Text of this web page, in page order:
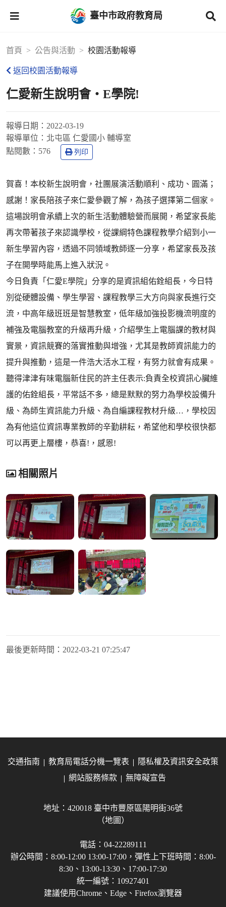
臺中市政府教育局
首頁 公告與活動 校園活動報導
返回校園活動報導
仁愛新生說明會‧E學院!
報導日期： 2022-03-19
報導單位： 北屯區 仁愛國小 輔導室
點閱數： 576 列印
賀喜！本校新生說明會，社團展演活動順利、成功、圓滿；
感謝！家長陪孩子來仁愛參觀了解，為孩子選擇第二個家。
這場說明會承續上次的新生活動體驗營而展開，希望家長能
再次帶著孩子來認識學校，從課綱特色課程教學介紹到小一
新生學習內容，透過不同領域教師逐一分享，希望家長及孩
子在開學時能馬上進入狀況。
今日負責「仁愛E學院」分享的是資訊組佑銓組長，今日特
別從硬體設備、學生學習、課程教學三大方向與家長進行交
流，中高年級班班是智慧教室，低年級加強投影機流明度的
補強及電腦教室的升級再升級，介紹學生上電腦課的教材與
實景，資訊競賽的落實推動與增強，尤其是教師資訊能力的
提升與推動，這是一件浩大活水工程，有努力就會有成果。
聽得津津有味電腦新住民的許主任表示:負責全校資訊心臟維
護的佑銓組長，平常話不多，總是默默的努力為學校設備升
級、為師生資訊能力升級、為自編課程教材升級…，學校因
為有他這位資訊專業教師的辛勤耕耘，希望他和學校很快都
可以再更上層樓，恭喜!，感恩!
相關照片
最後更新時間： 2022-03-21 07:25:47
交通指南 教育局電話分機一覽表
隱私權及資訊安全政策
網站服務條款
無障礙宣告
地址：420018 臺中市豐原區陽明街36號
（地圖）
電話：04-22289111
辦公時間：8:00-12:00 13:00-17:00，彈性上下班時間：8:00-
8:30、13:00-13:30、17:00-17:30
統一編號：10927401
建議使用Chrome、Edge、Firefox瀏覽器